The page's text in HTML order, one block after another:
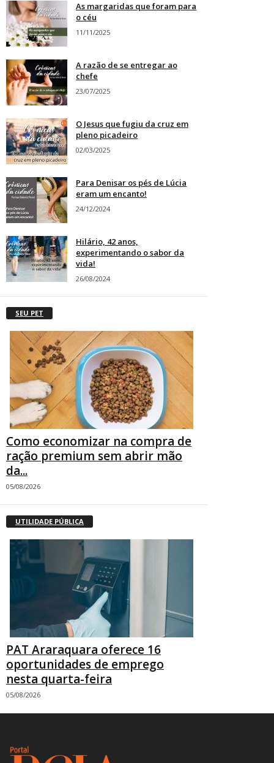
As margaridas que foram para
o céu
11/11/2025
A razão de se entregar ao
chefe
23/07/2025
O Jesus que fugiu da cruz em
pleno picadeiro
02/03/2025
Para Denisar os pés de Lúcia
eram um encanto!
24/12/2024
Hilário, 42 anos,
experimentando o sabor da
vida!
26/08/2024
SEU PET
Como economizar na compra de
ração premium sem abrir mão
da...
05/08/2026
UTILIDADE PÚBLICA
PAT Araraquara oferece 16
oportunidades de emprego
nesta quarta-feira
05/08/2026